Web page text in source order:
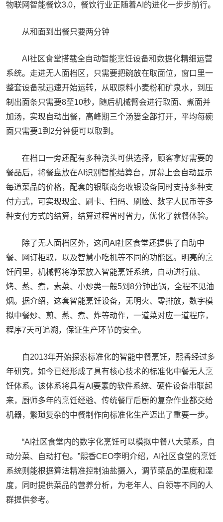
物联网智能餐饮3.0，餐饮行业正随着AI的进化一步步前行。
从和面到出餐只要两分钟
AI社区食堂搭载全自动智能烹饪设备和数据化精细运营
系统。走进无人面档区，只需要把碗放在取面位，窗口里一
整套设备就迅速开始运转，从取原料小麦粉和矿泉水，到压
制出面条只需要8至10秒，随后机械臂会进行取面、煮面并
加汤，实现自动出餐，高峰期三个汤篓全部打开，平均每碗
面只需要1到2分钟便可以取到。
在档口一旁还配有多种浇头可供选择，顾客拿好需要的
餐品后，将餐盘放在AI识别智能结算台，屏幕上会自动显示
每道菜品的价格，配套的银联商务收银设备同时支持多种支
付方式，可实现现金、刷卡、扫码、刷脸、数字人民币等多
种支付方式的结算，结算过程省时省力，优化了就餐体验。
除了无人面档区外，这间AI社区食堂还提供了自助中
餐、网订柜取，以及智慧小吃机等不同的功能区。明亮的烹
饪间里，机械臂将净菜放入智能烹饪系统，自动进行煎、
烤、蒸、煮，素菜、小炒类一般5到8分钟出锅，全程不见油
烟。据介绍，这套智能烹饪设备，无明火、零排放，数字模
拟中餐炒、煎、蒸、煮、炸等动作，一道菜对应一道程序，
程序7天可追溯，保证生产环节的安全。
自2013年开始探索标准化的智能中餐烹饪，熙香经过多
年研究，如今已经形成了具有核心技术的标准化中餐无人烹
饪体系。该体系将具有AI要素的软件系统、硬件设备串联起
来，厨师多年的烹饪经验、传统餐厅后厨的复杂作业都交给
机器，繁琐复杂的中餐制作向标准化生产迈出了重要一步。
“AI社区食堂内的数字化烹饪可以模拟中餐八大菜系，自
动分菜、自动打包。”熙香CEO李明介绍，AI社区食堂的烹饪
系统则能根据算法精准控制油盐摄入，调节菜品的温度和湿
度，同时提供菜品的营养分析，为老年人、白领等不同的人
群提供参考。